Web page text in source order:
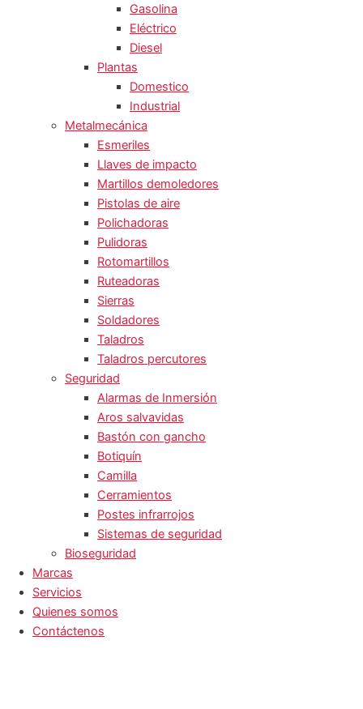
Gasolina
Eléctrico
Diesel
Plantas
Domestico
Industrial
Metalmecánica
Esmeriles
Llaves de impacto
Martillos demoledores
Pistolas de aire
Polichadoras
Pulidoras
Rotomartillos
Ruteadoras
Sierras
Soldadores
Taladros
Taladros percutores
Seguridad
Alarmas de Inmersión
Aros salvavidas
Bastón con gancho
Botiquín
Camilla
Cerramientos
Postes infrarrojos
Sistemas de seguridad
Bioseguridad
Marcas
Servicios
Quienes somos
Contáctenos